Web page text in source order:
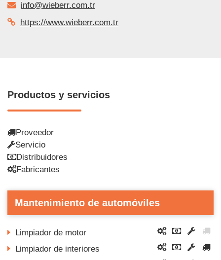
info@wieberr.com.tr
https://www.wieberr.com.tr
Productos y servicios
Proveedor
Servicio
Distribuidores
Fabricantes
Mantenimiento de automóviles
Limpiador de motor
Limpiador de interiores